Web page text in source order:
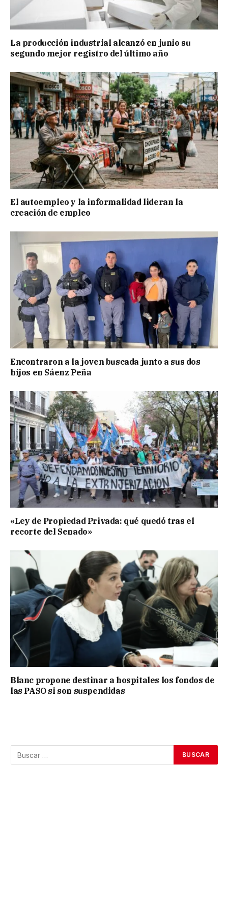
La producción industrial alcanzó en junio su
segundo mejor registro del último año
El autoempleo y la informalidad lideran la
creación de empleo
Encontraron a la joven buscada junto a sus dos
hijos en Sáenz Peña
«Ley de Propiedad Privada: qué quedó tras el
recorte del Senado»
Blanc propone destinar a hospitales los fondos de
las PASO si son suspendidas